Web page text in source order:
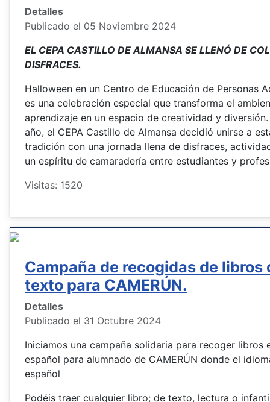
Detalles
Publicado el 05 Noviembre 2024
EL CEPA CASTILLO DE ALMANSA SE LLENÓ DE
DISFRACES.
Halloween en un Centro de Educación de Personas
es una celebración especial que transforma el
aprendizaje en un espacio de creatividad y diversión.
año, el CEPA Castillo de Almansa decidió unirse a
tradición con una jornada llena de disfraces,
un espíritu de camaradería entre estudiantes y
Visitas: 1520
Campaña de recogidas de libros
texto para CAMERÚN.
Detalles
Publicado el 31 Octubre 2024
Iniciamos una campaña solidaria para recoger libros
español para alumnado de CAMERÚN donde el
español
Podéis traer cualquier libro; de texto, lectura o